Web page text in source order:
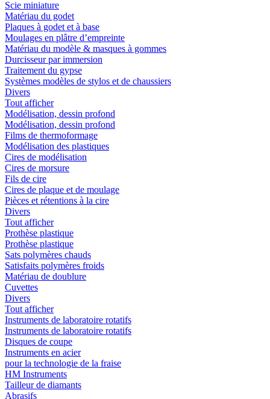
Scie miniature
Matériau du godet
Plaques à godet et à base
Moulages en plâtre d’empreinte
Matériau du modèle & masques à gommes
Durcisseur par immersion
Traitement du gypse
Systèmes modèles de stylos et de chaussiers
Divers
Tout afficher
Modélisation, dessin profond
Modélisation, dessin profond
Films de thermoformage
Modélisation des plastiques
Cires de modélisation
Cires de morsure
Fils de cire
Cires de plaque et de moulage
Pièces et rétentions à la cire
Divers
Tout afficher
Prothèse plastique
Prothèse plastique
Sats polymères chauds
Satisfaits polymères froids
Matériau de doublure
Cuvettes
Divers
Tout afficher
Instruments de laboratoire rotatifs
Instruments de laboratoire rotatifs
Disques de coupe
Instruments en acier
pour la technologie de la fraise
HM Instruments
Tailleur de diamants
Abrasifs